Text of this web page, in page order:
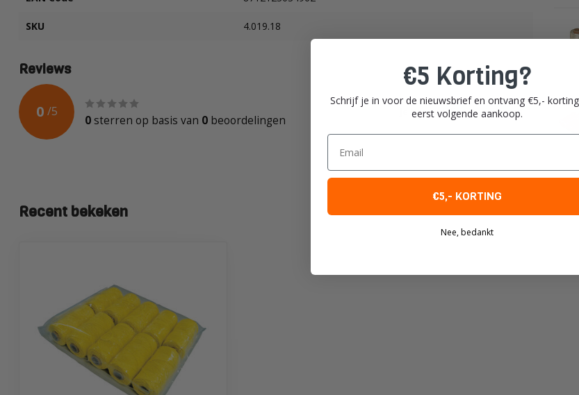
SKU 4.019.18
Reviews
0 /5
0 sterren op basis van 0 beoordelingen
Je beoordeling toevoegen
Recent bekeken
€5 Korting?
Schrijf je in voor de nieuwsbrief en ontvang €5,-
eerst volgende aankoop.
Email
€5,- KORTING
Nee, bedankt